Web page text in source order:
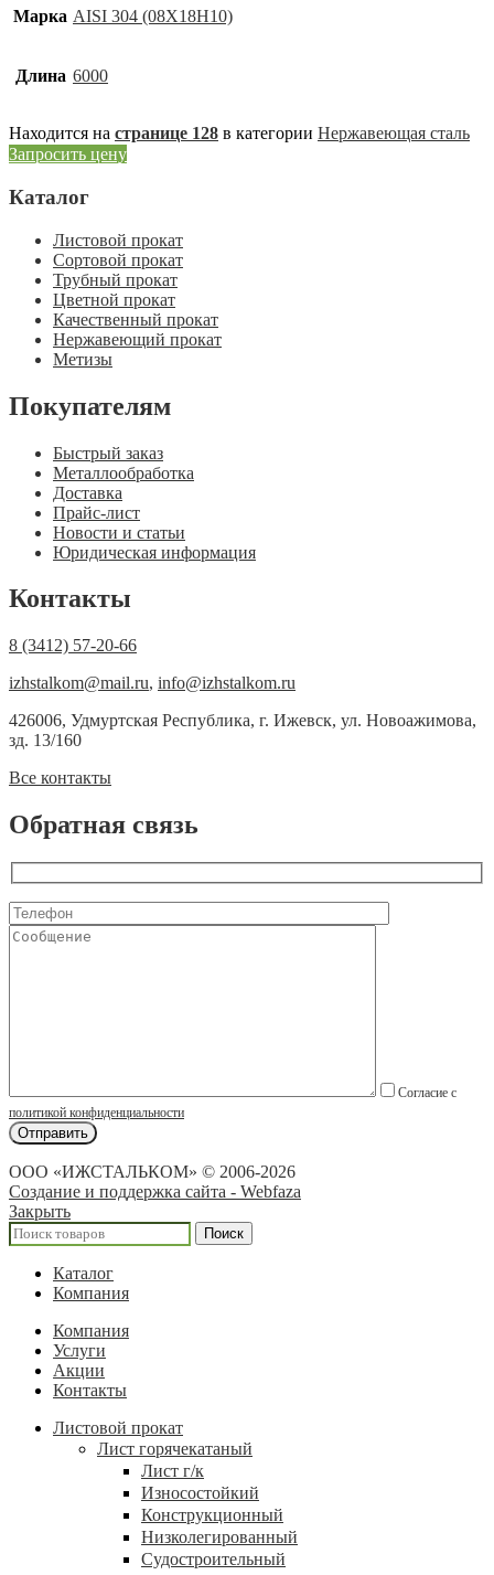
Марка AISI 304 (08Х18Н10)
Длина 6000
Находится на странице 128 в категории Нержавеющая сталь
Запросить цену
Каталог
Листовой прокат
Сортовой прокат
Трубный прокат
Цветной прокат
Качественный прокат
Нержавеющий прокат
Метизы
Покупателям
Быстрый заказ
Металлообработка
Доставка
Прайс-лист
Новости и статьи
Юридическая информация
Контакты
8 (3412) 57-20-66
izhstalkom@mail.ru, info@izhstalkom.ru
426006, Удмуртская Республика, г. Ижевск, ул. Новоажимова,
зд. 13/160
Все контакты
Обратная связь
Согласие с
политикой конфиденциальности
ООО «ИЖСТАЛЬКОМ» © 2006-2026
Создание и поддержка сайта - Webfaza
Закрыть
Поиск
Каталог
Компания
Компания
Услуги
Акции
Контакты
Листовой прокат
Лист горячекатаный
Лист г/к
Износостойкий
Конструкционный
Низколегированный
Судостроительный